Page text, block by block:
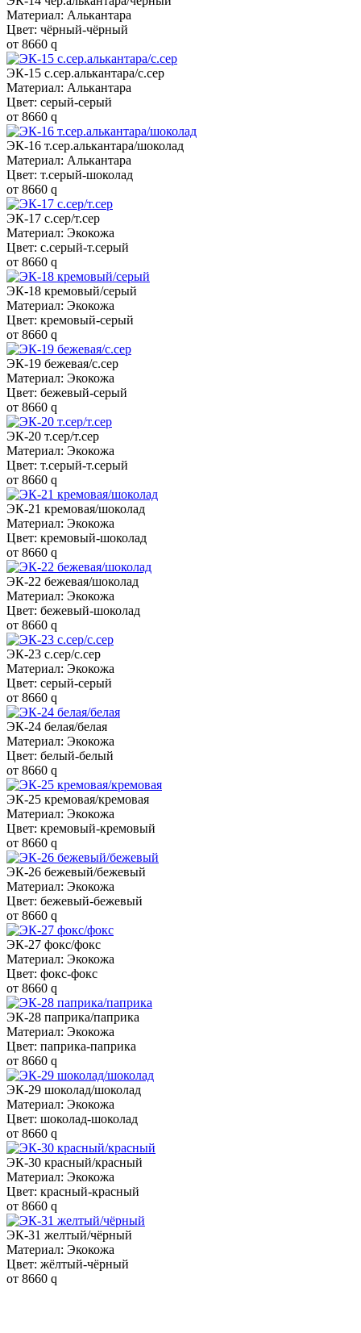
Материал: Алькантара
Цвет: чёрный-чёрный
от 8660 q
ЭК-15 с.сер.алькантара/с.сер
Материал: Алькантара
Цвет: серый-серый
от 8660 q
ЭК-16 т.сер.алькантара/шоколад
Материал: Алькантара
Цвет: т.серый-шоколад
от 8660 q
ЭК-17 с.сер/т.сер
Материал: Экокожа
Цвет: с.серый-т.серый
от 8660 q
ЭК-18 кремовый/серый
Материал: Экокожа
Цвет: кремовый-серый
от 8660 q
ЭК-19 бежевая/с.сер
Материал: Экокожа
Цвет: бежевый-серый
от 8660 q
ЭК-20 т.сер/т.сер
Материал: Экокожа
Цвет: т.серый-т.серый
от 8660 q
ЭК-21 кремовая/шоколад
Материал: Экокожа
Цвет: кремовый-шоколад
от 8660 q
ЭК-22 бежевая/шоколад
Материал: Экокожа
Цвет: бежевый-шоколад
от 8660 q
ЭК-23 с.сер/с.сер
Материал: Экокожа
Цвет: серый-серый
от 8660 q
ЭК-24 белая/белая
Материал: Экокожа
Цвет: белый-белый
от 8660 q
ЭК-25 кремовая/кремовая
Материал: Экокожа
Цвет: кремовый-кремовый
от 8660 q
ЭК-26 бежевый/бежевый
Материал: Экокожа
Цвет: бежевый-бежевый
от 8660 q
ЭК-27 фокс/фокс
Материал: Экокожа
Цвет: фокс-фокс
от 8660 q
ЭК-28 паприка/паприка
Материал: Экокожа
Цвет: паприка-паприка
от 8660 q
ЭК-29 шоколад/шоколад
Материал: Экокожа
Цвет: шоколад-шоколад
от 8660 q
ЭК-30 красный/красный
Материал: Экокожа
Цвет: красный-красный
от 8660 q
ЭК-31 желтый/чёрный
Материал: Экокожа
Цвет: жёлтый-чёрный
от 8660 q